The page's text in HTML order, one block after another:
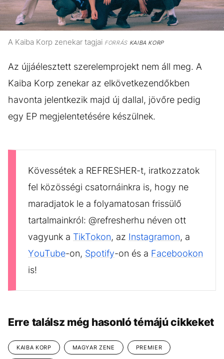
A Kaiba Korp zenekar tagjai FORRÁSKAIBA KORP
Az újjáélesztett szerelemprojekt nem áll meg. A
Kaiba Korp zenekar az elkövetkezendőkben
havonta jelentkezik majd új dallal, jövőre pedig
egy EP megjelentetésére készülnek.
Kövessétek a REFRESHER-t, iratkozzatok
fel közösségi csatornáinkra is, hogy ne
maradjatok le a folyamatosan frissülő
tartalmainkról: @refresherhu néven ott
vagyunk a TikTokon, az Instagramon, a
YouTube-on, Spotify-on és a Facebookon
is!
Erre találsz még hasonló témájú cikkeket
KAIBA KORP MAGYAR ZENE PREMIER